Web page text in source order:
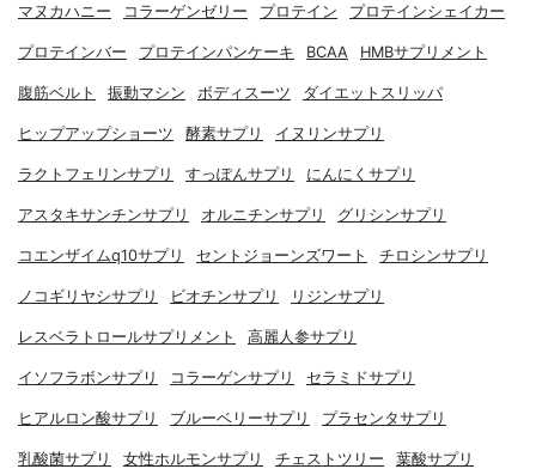
マヌカハニー コラーゲンゼリー プロテイン プロテインシェイカー
プロテインバー プロテインパンケーキ BCAA HMBサプリメント
腹筋ベルト 振動マシン ボディスーツ ダイエットスリッパ
ヒップアップショーツ 酵素サプリ イヌリンサプリ
ラクトフェリンサプリ すっぽんサプリ にんにくサプリ
アスタキサンチンサプリ オルニチンサプリ グリシンサプリ
コエンザイムq10サプリ セントジョーンズワート チロシンサプリ
ノコギリヤシサプリ ビオチンサプリ リジンサプリ
レスベラトロールサプリメント 高麗人参サプリ
イソフラボンサプリ コラーゲンサプリ セラミドサプリ
ヒアルロン酸サプリ ブルーベリーサプリ プラセンタサプリ
乳酸菌サプリ 女性ホルモンサプリ チェストツリー 葉酸サプリ